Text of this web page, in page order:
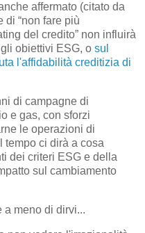
affermato (citato da
di “non fare più
del credito” non influirà
obiettivi ESG, o sul
l'affidabilità creditizia di
di campagne di
e gas, con sforzi
le operazioni di
tempo ci dirà a cosa
dei criteri ESG e della
sul cambiamento
a meno di dirvi...